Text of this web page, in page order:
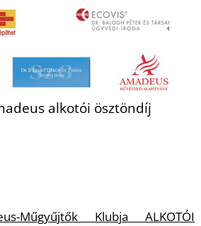
alkotói ösztöndíj
Műgyűjtők Klubja ALKOTÓI